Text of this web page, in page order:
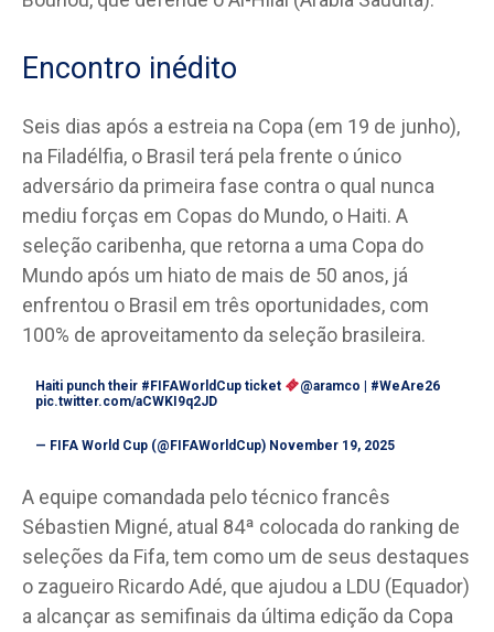
Encontro inédito
Seis dias após a estreia na Copa (em 19 de junho),
na Filadélfia, o Brasil terá pela frente o único
adversário da primeira fase contra o qual nunca
mediu forças em Copas do Mundo, o Haiti. A
seleção caribenha, que retorna a uma Copa do
Mundo após um hiato de mais de 50 anos, já
enfrentou o Brasil em três oportunidades, com
100% de aproveitamento da seleção brasileira.
Haiti punch their #FIFAWorldCup ticket @aramco
#WeAre26
pic.twitter.com/aCWKI9q2JD
— FIFA World Cup (@FIFAWorldCup) November 19, 2025
A equipe comandada pelo técnico francês
Sébastien Migné, atual 84ª colocada do ranking de
seleções da Fifa, tem como um de seus destaques
o zagueiro Ricardo Adé, que ajudou a LDU (Equador)
a alcançar as semifinais da última edição da Copa